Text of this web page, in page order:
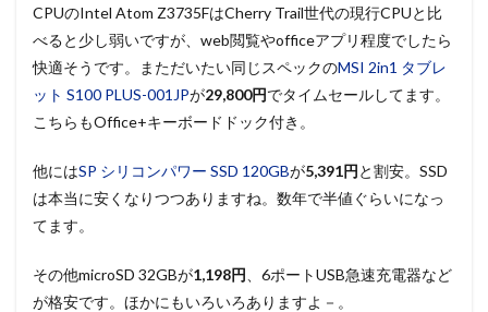
CPUのIntel Atom Z3735FはCherry Trail世代の現行CPUと比
べると少し弱いですが、web閲覧やofficeアプリ程度でしたら
快適そうです。まただいたい同じスペックのMSI 2in1 タブレ
ット S100 PLUS-001JPが29,800円でタイムセールしてます。
こちらもOffice+キーボードドック付き。
他にはSP シリコンパワー SSD 120GBが5,391円と割安。SSD
は本当に安くなりつつありますね。数年で半値ぐらいになっ
てます。
その他microSD 32GBが1,198円 、6ポートUSB急速充電器など
が格安です。ほかにもいろいろありますよ－。